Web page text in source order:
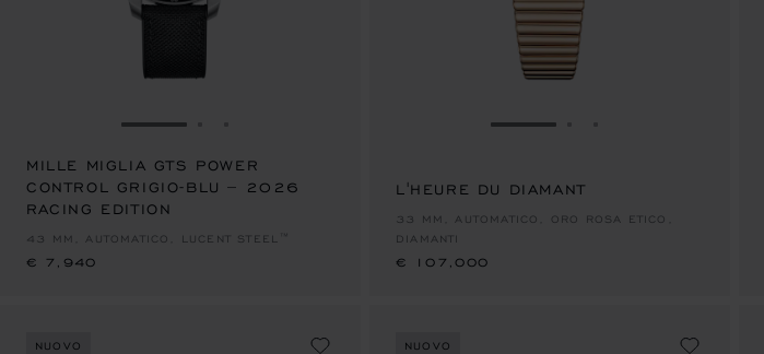
VAI ALLA SLIDE 1
MILLE MIGLIA GTS POWER
CONTROL GRIGIO-BLU – 2026
RACING EDITION
43 MM, AUTOMATICO, LUCENT STEEL™
€ 7,940
€ 7,940
VAI ALLA SLIDE 1
L'HEURE DU DIAMANT
33 MM, AUTOMATICO, ORO ROSA ETICO,
DIAMANTI
€ 107,000
NUOVO NUOVO